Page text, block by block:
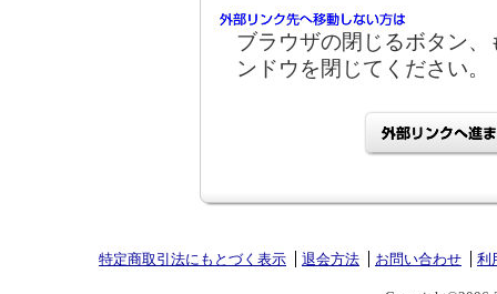
ブラウザの閉じるボタン
ンドウを閉じてください。
特定商取引法にもとづく表示 退会方法 お問い合わせ 利